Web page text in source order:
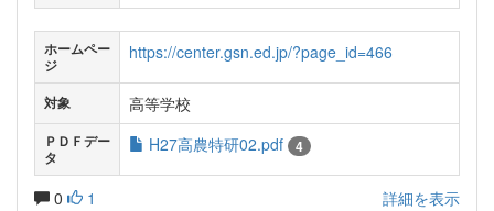
ホームペー
ジ
https://center.gsn.ed.jp/?page_id=466
対象 高等学校
ＰＤＦデー
タ
H27高農特研02.pdf 4
0 1 詳細を表示